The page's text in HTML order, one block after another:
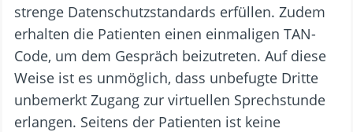
strenge Datenschutzstandards erfüllen. Zudem
erhalten die Patienten einen einmaligen TAN-
Code, um dem Gespräch beizutreten. Auf diese
Weise ist es unmöglich, dass unbefugte Dritte
unbemerkt Zugang zur virtuellen Sprechstunde
erlangen. Seitens der Patienten ist keine